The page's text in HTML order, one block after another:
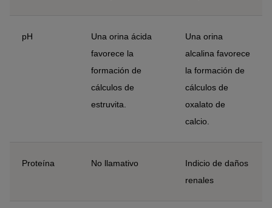
pH
Una orina ácida
favorece la
formación de
cálculos de
estruvita.
Una orina
alcalina favorece
la formación de
cálculos de
oxalato de
calcio.
Proteína No llamativo
Indicio de daños
renales